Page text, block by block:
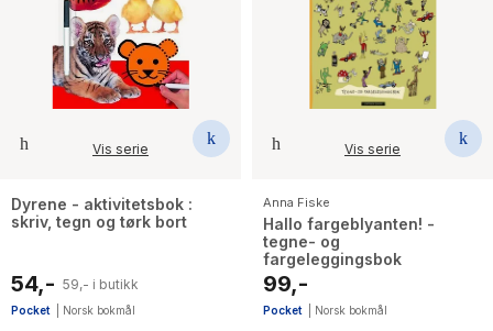
Vis serie
Dyrene - aktivitetsbok :
skriv, tegn og tørk bort
54,- 59,- i butikk
Pocket Norsk bokmål
Vis serie
Anna Fiske
Hallo fargeblyanten! -
tegne- og
fargeleggingsbok
99,-
Pocket Norsk bokmål